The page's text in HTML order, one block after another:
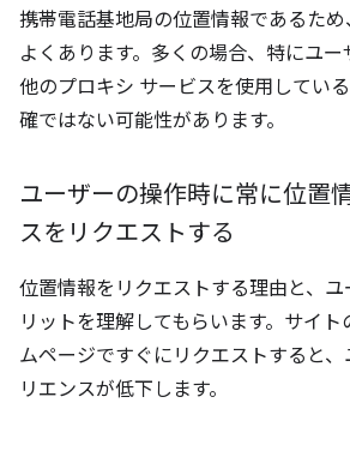
携帯電話基地局の位置情報であるた
よくあります。多くの場合、特にユー
他のプロキシ サービスを使用してい
確ではない可能性があります。
ユーザーの操作時に常に位置
スをリクエストする
位置情報をリクエストする理由と、ユ
リットを理解してもらいます。サイ
ムページですぐにリクエストすると
リエンスが低下します。